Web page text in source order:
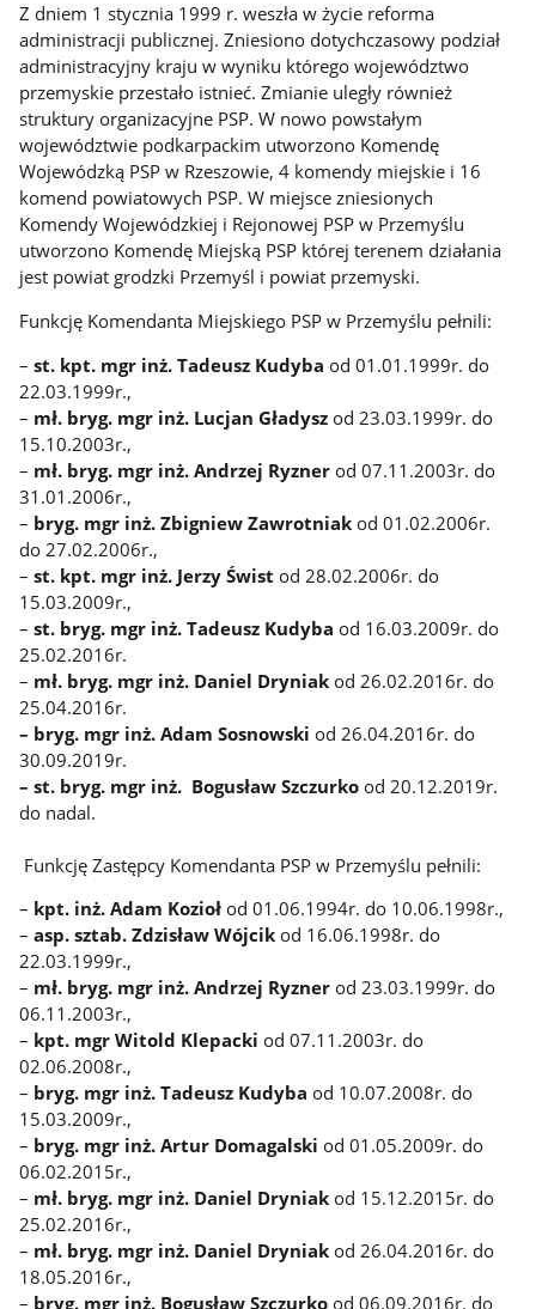
Z dniem 1 stycznia 1999 r. weszła w życie reforma
administracji publicznej. Zniesiono dotychczasowy podział
administracyjny kraju w wyniku którego województwo
przemyskie przestało istnieć. Zmianie uległy również
struktury organizacyjne PSP. W nowo powstałym
województwie podkarpackim utworzono Komendę
Wojewódzką PSP w Rzeszowie, 4 komendy miejskie i 16
komend powiatowych PSP. W miejsce zniesionych
Komendy Wojewódzkiej i Rejonowej PSP w Przemyślu
utworzono Komendę Miejską PSP której terenem działania
jest powiat grodzki Przemyśl i powiat przemyski.
Funkcję Komendanta Miejskiego PSP w Przemyślu pełnili:
–st. kpt. mgr inż. Tadeusz Kudyba od 01.01.1999r. do
22.03.1999r.,
– mł. bryg. mgr inż. Lucjan Gładysz od 23.03.1999r. do
15.10.2003r.,
– mł. bryg. mgr inż. Andrzej Ryzner od 07.11.2003r. do
31.01.2006r.,
– bryg. mgr inż. Zbigniew Zawrotniak od 01.02.2006r.
do 27.02.2006r.,
–st. kpt. mgr inż. Jerzy Świst od 28.02.2006r. do
15.03.2009r.,
–st. bryg. mgr inż. Tadeusz Kudybaod 16.03.2009r. do
25.02.2016r.
– mł. bryg. mgr inż. Daniel Dryniakod 26.02.2016r. do
25.04.2016r.
– bryg. mgr inż. Adam Sosnowskiod 26.04.2016r. do
30.09.2019r.
– st. bryg. mgr inż. Bogusław Szczurkood 20.12.2019r.
do nadal.
Funkcję Zastępcy Komendanta PSP w Przemyślu pełnili:
– kpt. inż. Adam Kozioł od 01.06.1994r. do 10.06.1998r.,
–asp. sztab. Zdzisław Wójcik od 16.06.1998r. do
22.03.1999r.,
– mł. bryg. mgr inż. Andrzej Ryzner od 23.03.1999r. do
06.11.2003r.,
– kpt. mgr Witold Klepacki od 07.11.2003r. do
02.06.2008r.,
– bryg. mgr inż. Tadeusz Kudyba od 10.07.2008r. do
15.03.2009r.,
– bryg. mgr inż. Artur Domagalski od 01.05.2009r. do
06.02.2015r.,
– mł. bryg. mgr inż. Daniel Dryniak od 15.12.2015r. do
25.02.2016r.,
– mł. bryg. mgr inż. Daniel Dryniak od 26.04.2016r. do
18.05.2016r.,
– bryg. mgr inż. Bogusław Szczurko od 06.09.2016r. do